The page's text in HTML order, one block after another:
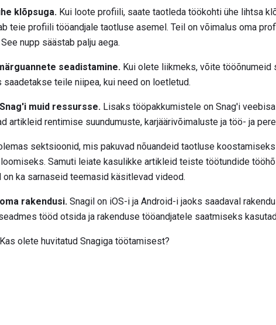
klõpsuga. Kui loote profiili, saate taotleda töökohti ühe lihtsa
teie profiili tööandjale taotluse asemel. Teil on võimalus oma
nupp säästab palju aega.
seadistamine. Kui olete liikmeks, võite
teile niipea, kui need on loetletud.
muid ressursse. Lisaks tööpakkumistele on Snag'i
artikleid rentimise suundumuste, karjäärivõimaluste ja töö- ja
sektsioonid, mis pakuvad nõuandeid taotluse
Samuti leiate kasulikke artikleid teiste töötundide
ka sarnaseid teemasid käsitlevad videod.
rakendusi. Snagil on iOS-i ja Android-i jaoks saadaval
tööd otsida ja rakenduse tööandjatele saatmiseks
Kas olete huvitatud Snagiga töötamisest?